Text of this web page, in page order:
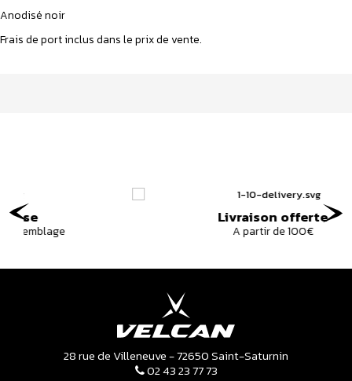
Anodisé noir
Frais de port inclus dans le prix de vente.
Livraison offerte
28 rue de Villeneuve - 72650 Saint-Saturnin
02 43 23 77 73